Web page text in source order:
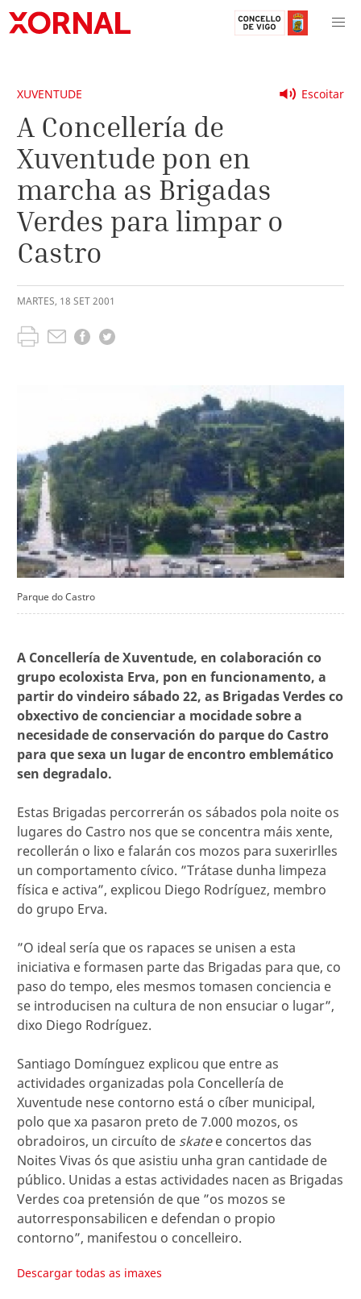
Escoitar
XUVENTUDE
A Concellería de
Xuventude pon en
marcha as Brigadas
Verdes para limpar o
Castro
MARTES, 18 SET2001
Parque do Castro
A Concellería de Xuventude, en colaboración co
grupo ecoloxista Erva, pon en funcionamento, a
partir do vindeiro sábado 22, as Brigadas Verdes co
obxectivo de concienciar a mocidade sobre a
necesidade de conservación do parque do Castro
para que sexa un lugar de encontro emblemático
sen degradalo.
Estas Brigadas percorrerán os sábados pola noite os
lugares do Castro nos que se concentra máis xente,
recollerán o lixo e falarán cos mozos para suxerirlles
un comportamento cívico. ”Trátase dunha limpeza
física e activa”, explicou Diego Rodríguez, membro
do grupo Erva.
”O ideal sería que os rapaces se unisen a esta
iniciativa e formasen parte das Brigadas para que, co
paso do tempo, eles mesmos tomasen conciencia e
se introducisen na cultura de non ensuciar o lugar”,
dixo Diego Rodríguez.
Santiago Domínguez explicou que entre as
actividades organizadas pola Concellería de
Xuventude nese contorno está o cíber municipal,
polo que xa pasaron preto de 7.000 mozos, os
obradoiros, un circuíto de skatee concertos das
Noites Vivas ós que asistiu unha gran cantidade de
público. Unidas a estas actividades nacen as Brigadas
Verdes coa pretensión de que ”os mozos se
autorresponsabilicen e defendan o propio
contorno”, manifestou o concelleiro.
Descargar todas as imaxes